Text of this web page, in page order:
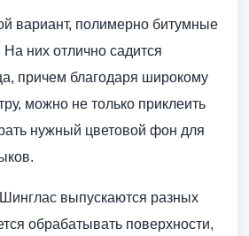
вариант, полимерно битумные
них отлично садится
причем благодаря широкому
можно не только приклеить
нужный цветовой фон для
выпускаются разных
обрабатывать поверхности,